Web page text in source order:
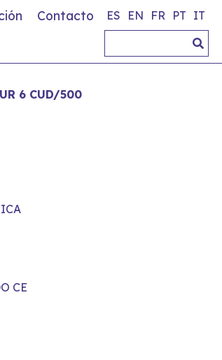
Contacto ES EN FR PT IT
6 CUD/500
CE